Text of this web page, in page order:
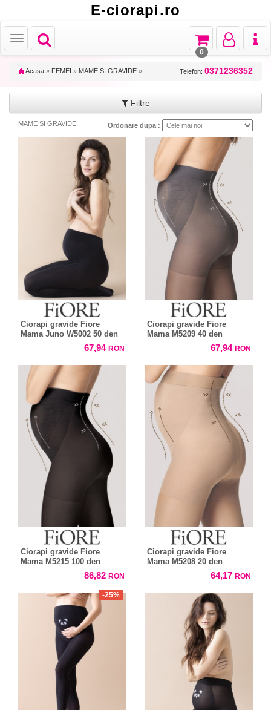
E-ciorapi.ro
Toggle
navigation
Toggle
Toggle
navigation
Toggle
navigation
Toggle
navigation
0
Acasa » FEMEI » MAME SI GRAVIDE » Telefon: 0371236352
Filtre
MAME SI GRAVIDE Ordonare dupa :
Ciorapi gravide Fiore
Mama Juno W5002 50 den
67,94 RON
Ciorapi gravide Fiore
Mama M5209 40 den
67,94 RON
Ciorapi gravide Fiore
Mama M5215 100 den
86,82 RON
Ciorapi gravide Fiore
Mama M5208 20 den
64,17 RON
-25%